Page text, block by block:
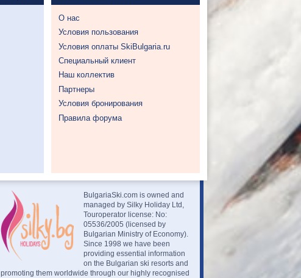
О нас
Условия пользования
Условия оплаты SkiBulgaria.ru
Специальный клиент
Наш коллектив
Партнеры
Условия бронирования
Правила форума
BulgariaSki.com is owned and
managed by Silky Holiday Ltd,
Touroperator license: No:
05536/2005 (licensed by
Bulgarian Ministry of Economy).
Since 1998 we have been
providing essential information
on the Bulgarian ski resorts and
promoting them worldwide through our highly recognised